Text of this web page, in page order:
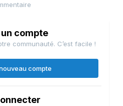
compte
communauté. C’est facile !
compte